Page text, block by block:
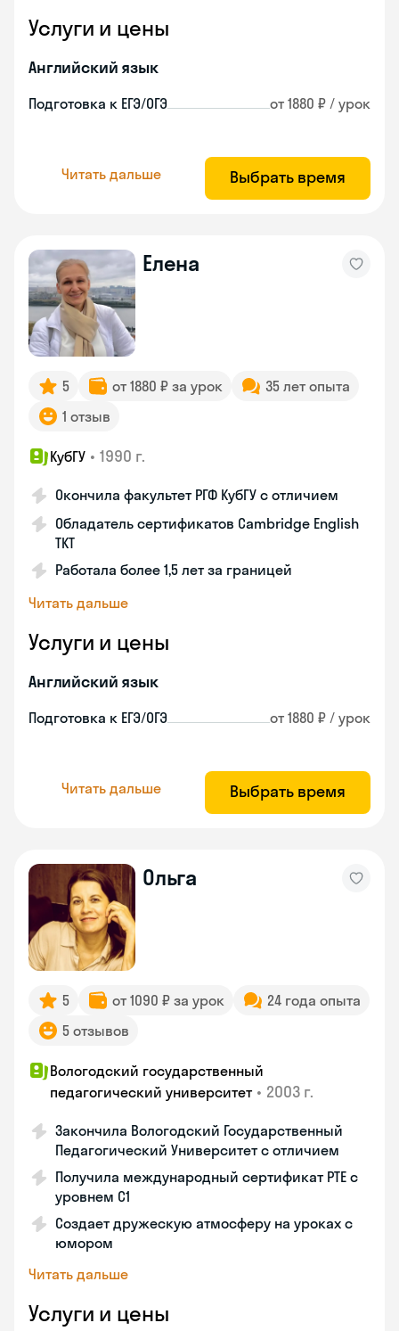
Услуги и цены
Английский язык
Подготовка к ЕГЭ/ОГЭ от 1880 ₽ / урок
Читать дальше Выбрать время
Елена
5 от 1880 ₽ за урок
35 лет опыта
1 отзыв
КубГУ • 1990 г.
Окончила факультет РГФ КубГУ с отличием
Обладатель сертификатов Cambridge English
TKT
Работала более 1,5 лет за границей
Читать дальше
Услуги и цены
Английский язык
Подготовка к ЕГЭ/ОГЭ от 1880 ₽ / урок
Читать дальше Выбрать время
Ольга
5 от 1090 ₽ за урок
24 года опыта
5 отзывов
Вологодский государственный
педагогический университет • 2003 г.
Закончила Вологодский Государственный
Педагогический Университет с отличием
Получила международный сертификат PTE с
уровнем C1
Создает дружескую атмосферу на уроках с
юмором
Читать дальше
Услуги и цены